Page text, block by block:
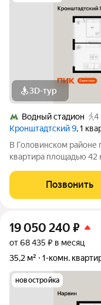
3D-тур
Водный стадион
4
Кронштадтский 9, 1
В Головинском районе
квартира площадью 42
расположение 3
стадион». 2 минуты на
Позвонить
19 050 240 ₽
от 68 435 ₽ в месяц
35,2 м²
1-комн.
новостройка